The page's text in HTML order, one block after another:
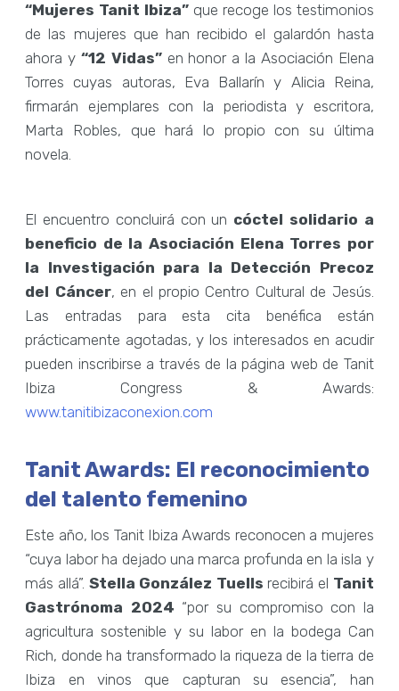
“Mujeres Tanit Ibiza” que recoge los testimonios
de las mujeres que han recibido el galardón hasta
ahora y “12 Vidas”en honor a la Asociación Elena
Torres cuyas autoras, Eva Ballarín y Alicia Reina,
firmarán ejemplares con la periodista y escritora,
Marta Robles, que hará lo propio con su última
novela.
El encuentro concluirá con un cóctel solidario a
beneficio de la Asociación Elena Torres por
la Investigación para la Detección Precoz
del Cáncer, en el propio Centro Cultural de Jesús.
Las entradas para esta cita benéfica están
prácticamente agotadas, y los interesados en acudir
pueden inscribirse a través de la página web de Tanit
Ibiza Congress & Awards:
www.tanitibizaconexion.com
Tanit Awards: El reconocimiento
del talento femenino
Este año, los Tanit Ibiza Awards reconocen a mujeres
“cuya labor ha dejado una marca profunda en la isla y
más allá”. Stella González Tuells recibirá el Tanit
Gastrónoma 2024 “por su compromiso con la
agricultura sostenible y su labor en la bodega Can
Rich, donde ha transformado la riqueza de la tierra de
Ibiza en vinos que capturan su esencia”, han